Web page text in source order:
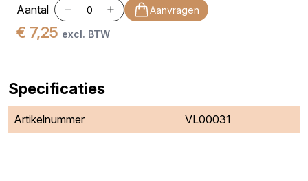
Aantal Aanvragen
€ 7,25 excl. BTW
Specificaties
Artikelnummer VL00031